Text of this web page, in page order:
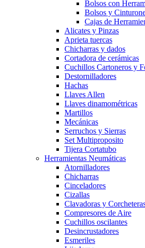
Bolsos con
Bolsos y
Cajas de
Alicates y Pinzas
Aprieta tuercas
Chicharras y dados
Cortadora de cerámicas
Cuchillos Cartoneros y
Destornilladores
Hachas
Llaves Allen
Llaves dinamométricas
Martillos
Mecánicas
Serruchos y Sierras
Set Multiproposito
Tijera Cortatubo
Herramientas Neumáticas
Atornilladores
Chicharras
Cinceladores
Cizallas
Clavadoras y
Compresores de Aire
Cuchillos oscilantes
Desincrustadores
Esmeriles